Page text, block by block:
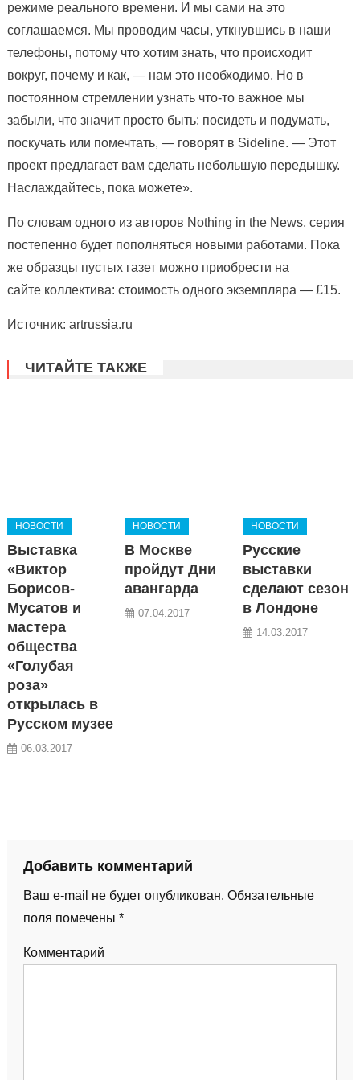
режиме реального времени. И мы сами на это
соглашаемся. Мы проводим часы, уткнувшись в наши
телефоны, потому что хотим знать, что происходит
вокруг, почему и как, — нам это необходимо. Но в
постоянном стремлении узнать что-то важное мы
забыли, что значит просто быть: посидеть и подумать,
поскучать или помечтать, — говорят в Sideline. — Этот
проект предлагает вам сделать небольшую передышку.
Наслаждайтесь, пока можете».
По словам одного из авторов Nothing in the News, серия
постепенно будет пополняться новыми работами. Пока
же образцы пустых газет можно приобрести на
сайте коллектива: стоимость одного экземпляра — £15.
Источник: artrussia.ru
ЧИТАЙТЕ ТАКЖЕ
НОВОСТИ
Выставка
«Виктор
Борисов-
Мусатов и
мастера
общества
«Голубая
роза»
открылась в
Русском музее
06.03.2017
НОВОСТИ
В Москве
пройдут Дни
авангарда
07.04.2017
НОВОСТИ
Русские
выставки
сделают сезон
в Лондоне
14.03.2017
Добавить комментарий
Ваш e-mail не будет опубликован. Обязательные
поля помечены *
Комментарий